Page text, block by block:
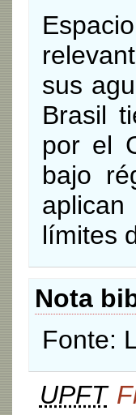
sus
Brasil
por el
bajo
límites
Nota
Fonte:
UPFT